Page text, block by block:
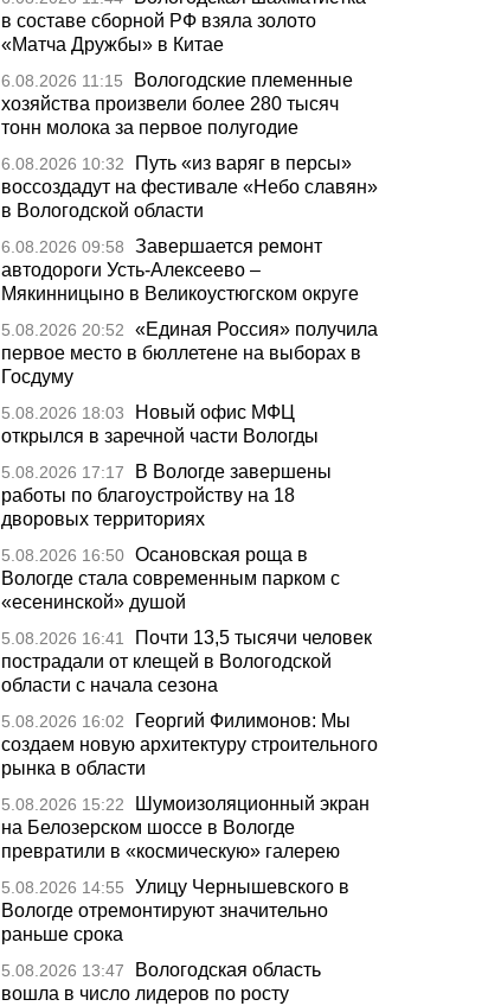
в составе сборной РФ взяла золото
«Матча Дружбы» в Китае
6.08.2026 11:15
Вологодские племенные
хозяйства произвели более 280 тысяч
тонн молока за первое полугодие
6.08.2026 10:32
Путь «из варяг в персы»
воссоздадут на фестивале «Небо славян»
в Вологодской области
6.08.2026 09:58
Завершается ремонт
автодороги Усть-Алексеево –
Мякинницыно в Великоустюгском округе
5.08.2026 20:52
«Единая Россия» получила
первое место в бюллетене на выборах в
Госдуму
5.08.2026 18:03
Новый офис МФЦ
открылся в заречной части Вологды
5.08.2026 17:17
В Вологде завершены
работы по благоустройству на 18
дворовых территориях
5.08.2026 16:50 Осановская роща в
Вологде стала современным парком с
«есенинской» душой
5.08.2026 16:41
Почти 13,5 тысячи человек
пострадали от клещей в Вологодской
области с начала сезона
5.08.2026 16:02
Георгий Филимонов: Мы
создаем новую архитектуру строительного
рынка в области
5.08.2026 15:22
Шумоизоляционный экран
на Белозерском шоссе в Вологде
превратили в «космическую» галерею
5.08.2026 14:55
Улицу Чернышевского в
Вологде отремонтируют значительно
раньше срока
5.08.2026 13:47
Вологодская область
вошла в число лидеров по росту